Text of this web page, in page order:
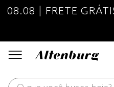
08.08 | FRETE
O que você busca hoje?